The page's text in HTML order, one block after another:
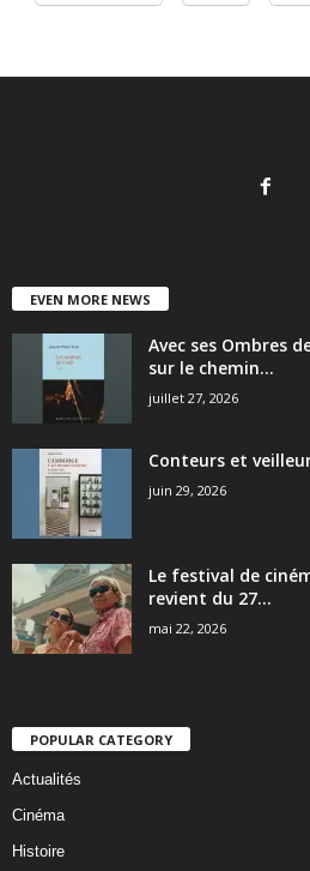
EVEN MORE NEWS
Avec ses Ombres
sur le chemin...
juillet 27, 2026
Conteurs et
juin 29, 2026
Le festival de
revient du 27...
mai 22, 2026
POPULAR CATEGORY
Actualités
Cinéma
Histoire